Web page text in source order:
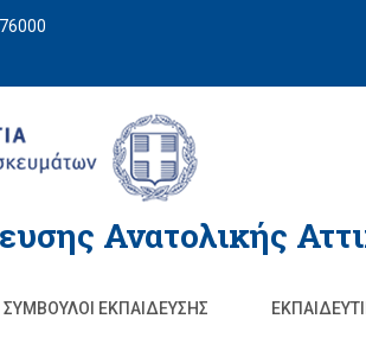
Ανατολικής
ΣΥΜΒΟΥΛΟΙ ΕΚΠΑΙΔΕΥΣΗΣ